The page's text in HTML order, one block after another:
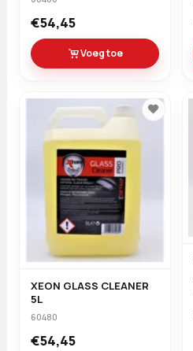
€54,45
Voeg toe
XEON GLASS CLEANER
5L
60480
€54,45